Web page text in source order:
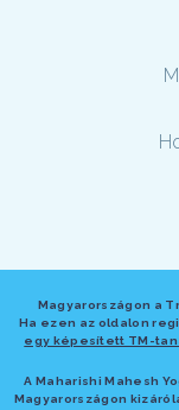
Magyarországon a
Ha ezen az oldalon
egy képesített TM-
A Maharishi Mahesh
Magyarországon